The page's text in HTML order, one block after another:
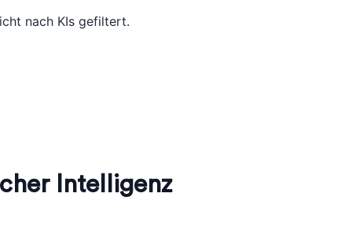
nach KIs gefiltert.
Intelligenz